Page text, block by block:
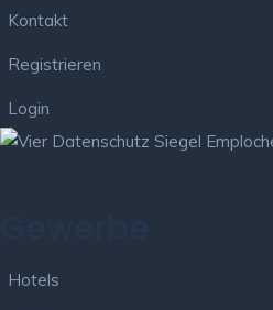
Kontakt
Registrieren
Login
Hotels